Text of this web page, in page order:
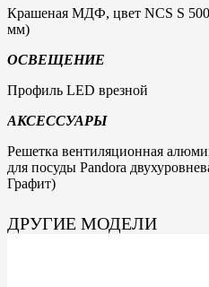
Крашеная МДФ, цвет NCS S
мм)
ОСВЕЩЕНИЕ
Профиль LED врезной
АКСЕССУАРЫ
Решетка вентиляционная
для посуды Pandora
Графит)
ДРУГИЕ МОДЕЛИ